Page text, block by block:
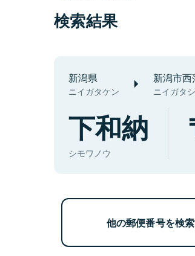
検索結果
新潟県
ニイガタケン
新潟市西
ニイガタ
下和納
シモワノウ
他の郵便番号を検